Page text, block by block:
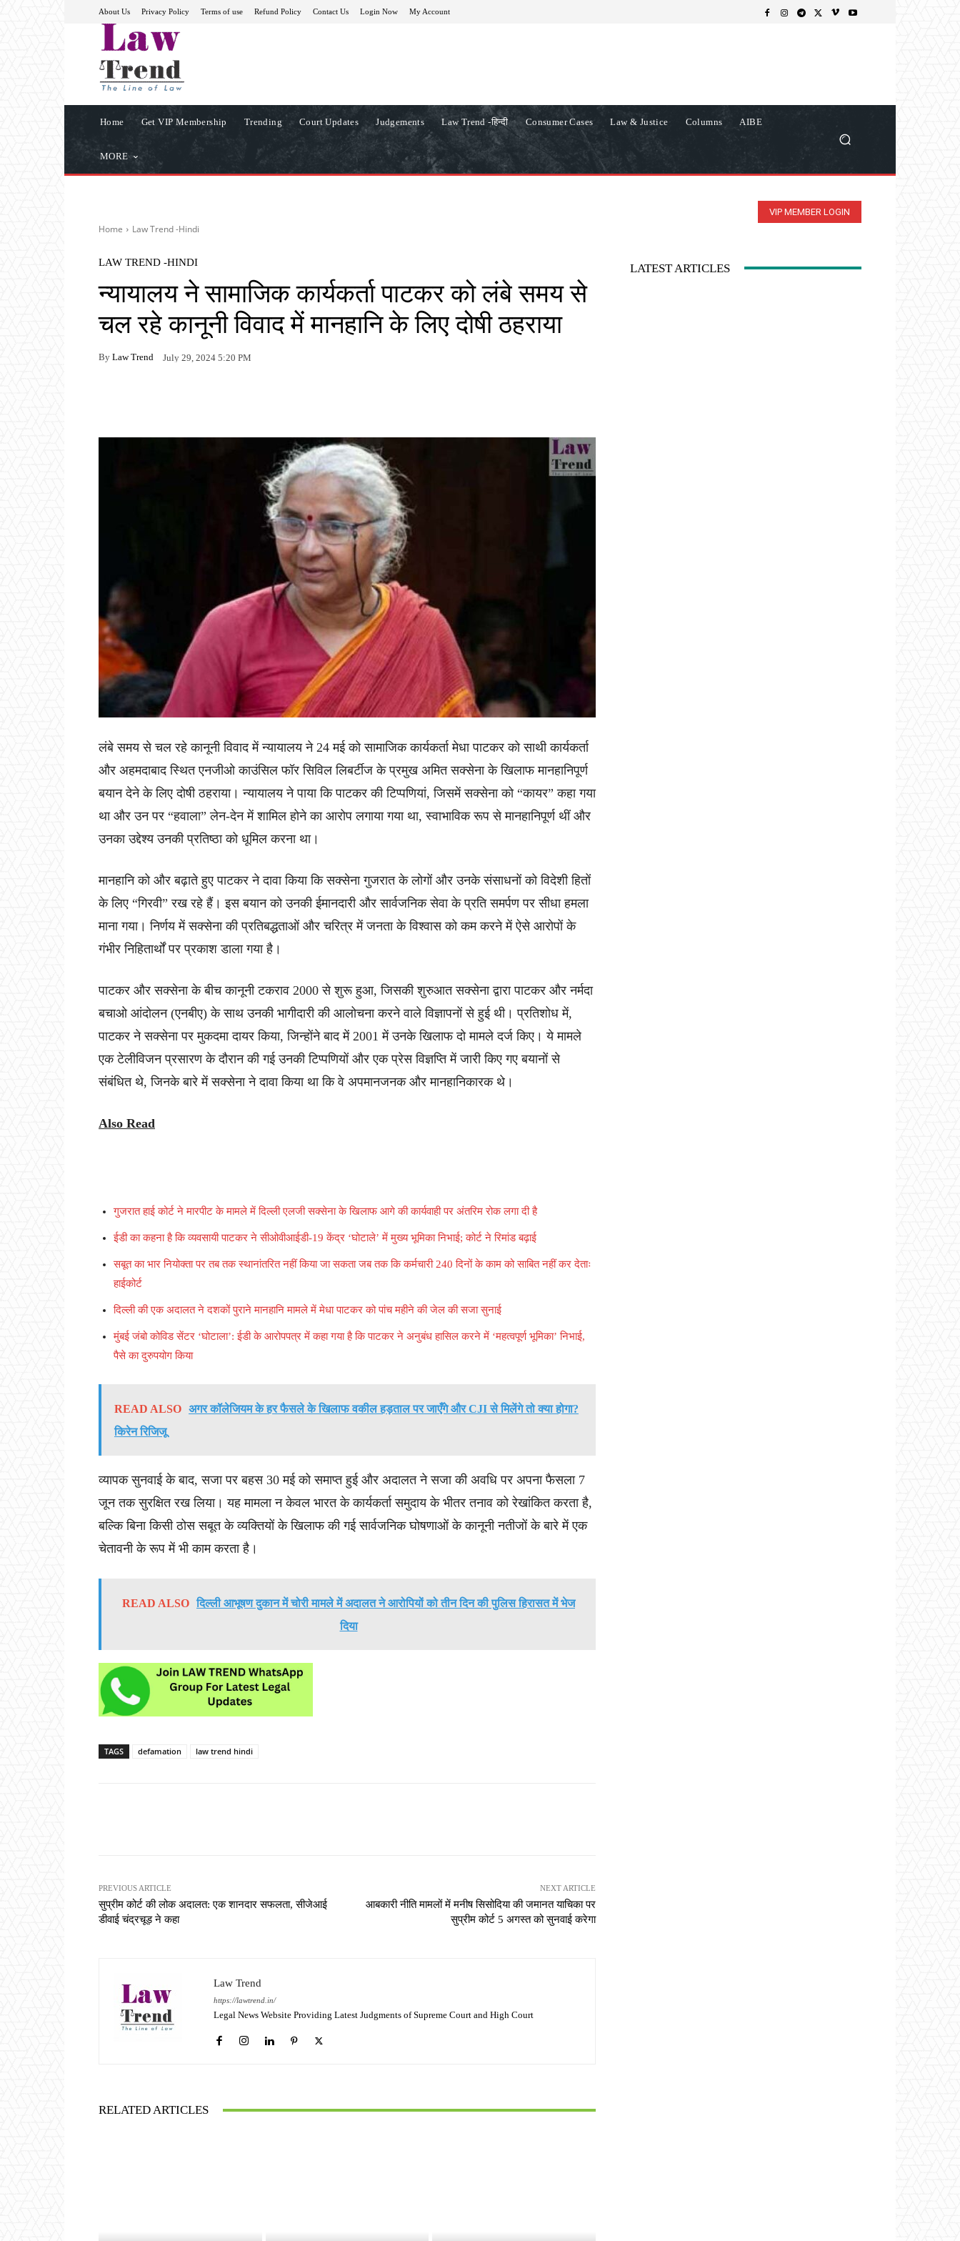
About Us Privacy Policy Terms of use Refund Policy Contact Us Login Now My Account
Home Get VIP Membership Trending Court Updates Judgements Law Trend -हिन्दी Consumer Cases Law & Justice Columns AIBE
MORE
VIP MEMBER LOGIN
Home Law Trend -Hindi
LAW TREND -HINDI
न्यायालय ने सामाजिक कार्यकर्ता पाटकर को लंबे समय से
चल रहे कानूनी विवाद में मानहानि के लिए दोषी ठहराया
By Law Trend July 29, 2024 5:20 PM
लंबे समय से चल रहे कानूनी विवाद में न्यायालय ने 24 मई को सामाजिक कार्यकर्ता मेधा पाटकर को साथी कार्यकर्ता
और अहमदाबाद स्थित एनजीओ काउंसिल फॉर सिविल लिबर्टीज के प्रमुख अमित सक्सेना के खिलाफ मानहानिपूर्ण
बयान देने के लिए दोषी ठहराया। न्यायालय ने पाया कि पाटकर की टिप्पणियां, जिसमें सक्सेना को “कायर” कहा गया
था और उन पर “हवाला” लेन-देन में शामिल होने का आरोप लगाया गया था, स्वाभाविक रूप से मानहानिपूर्ण थीं और
उनका उद्देश्य उनकी प्रतिष्ठा को धूमिल करना था।
मानहानि को और बढ़ाते हुए पाटकर ने दावा किया कि सक्सेना गुजरात के लोगों और उनके संसाधनों को विदेशी हितों
के लिए “गिरवी” रख रहे हैं। इस बयान को उनकी ईमानदारी और सार्वजनिक सेवा के प्रति समर्पण पर सीधा हमला
माना गया। निर्णय में सक्सेना की प्रतिबद्धताओं और चरित्र में जनता के विश्वास को कम करने में ऐसे आरोपों के
गंभीर निहितार्थों पर प्रकाश डाला गया है।
पाटकर और सक्सेना के बीच कानूनी टकराव 2000 से शुरू हुआ, जिसकी शुरुआत सक्सेना द्वारा पाटकर और नर्मदा
बचाओ आंदोलन (एनबीए) के साथ उनकी भागीदारी की आलोचना करने वाले विज्ञापनों से हुई थी। प्रतिशोध में,
पाटकर ने सक्सेना पर मुकदमा दायर किया, जिन्होंने बाद में 2001 में उनके खिलाफ दो मामले दर्ज किए। ये मामले
एक टेलीविजन प्रसारण के दौरान की गई उनकी टिप्पणियों और एक प्रेस विज्ञप्ति में जारी किए गए बयानों से
संबंधित थे, जिनके बारे में सक्सेना ने दावा किया था कि वे अपमानजनक और मानहानिकारक थे।
Also Read
गुजरात हाई कोर्ट ने मारपीट के मामले में दिल्ली एलजी सक्सेना के खिलाफ आगे की कार्यवाही पर अंतरिम रोक लगा दी है
ईडी का कहना है कि व्यवसायी पाटकर ने सीओवीआईडी-19 केंद्र ‘घोटाले’ में मुख्य भूमिका निभाई; कोर्ट ने रिमांड बढ़ाई
सबूत का भार नियोक्ता पर तब तक स्थानांतरित नहीं किया जा सकता जब तक कि कर्मचारी 240 दिनों के काम को साबित नहीं कर देताः
हाईकोर्ट
दिल्ली की एक अदालत ने दशकों पुराने मानहानि मामले में मेधा पाटकर को पांच महीने की जेल की सजा सुनाई
मुंबई जंबो कोविड सेंटर ‘घोटाला’: ईडी के आरोपपत्र में कहा गया है कि पाटकर ने अनुबंध हासिल करने में ‘महत्वपूर्ण भूमिका’ निभाई,
पैसे का दुरुपयोग किया
READ ALSO अगर कॉलेजियम के हर फैसले के खिलाफ वकील हड़ताल पर जाएँगे और CJI से मिलेंगे तो क्या होगा?
किरेन रिजिजू
व्यापक सुनवाई के बाद, सजा पर बहस 30 मई को समाप्त हुई और अदालत ने सजा की अवधि पर अपना फैसला 7
जून तक सुरक्षित रख लिया। यह मामला न केवल भारत के कार्यकर्ता समुदाय के भीतर तनाव को रेखांकित करता है,
बल्कि बिना किसी ठोस सबूत के व्यक्तियों के खिलाफ की गई सार्वजनिक घोषणाओं के कानूनी नतीजों के बारे में एक
चेतावनी के रूप में भी काम करता है।
READ ALSO दिल्ली आभूषण दुकान में चोरी मामले में अदालत ने आरोपियों को तीन दिन की पुलिस हिरासत में भेज
दिया
TAGS defamation law trend hindi
PREVIOUS ARTICLE
सुप्रीम कोर्ट की लोक अदालत: एक शानदार सफलता, सीजेआई
डीवाई चंद्रचूड़ ने कहा
NEXT ARTICLE
आबकारी नीति मामलों में मनीष सिसोदिया की जमानत याचिका पर
सुप्रीम कोर्ट 5 अगस्त को सुनवाई करेगा
Law Trend
https://lawtrend.in/
Legal News Website Providing Latest Judgments of Supreme Court and High Court
RELATED ARTICLES
LATEST ARTICLES